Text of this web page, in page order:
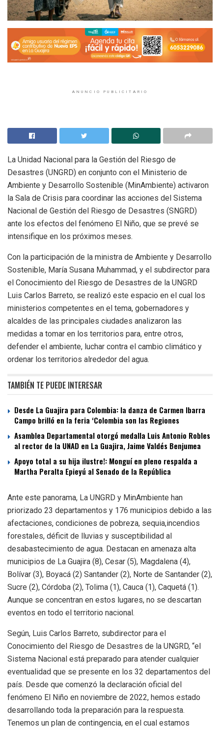
ANUNCIO PUBLICITARIO
La Unidad Nacional para la Gestión del Riesgo de
Desastres (UNGRD) en conjunto con el Ministerio de
Ambiente y Desarrollo Sostenible (MinAmbiente) activaron
la Sala de Crisis para coordinar las acciones del Sistema
Nacional de Gestión del Riesgo de Desastres (SNGRD)
ante los efectos del fenómeno El Niño, que se prevé se
intensifique en los próximos meses.
Con la participación de la ministra de Ambiente y Desarrollo
Sostenible, María Susana Muhammad, y el subdirector para
el Conocimiento del Riesgo de Desastres de la UNGRD
Luis Carlos Barreto, se realizó este espacio en el cual los
ministerios competentes en el tema, gobernadores y
alcaldes de las principales ciudades analizaron las
medidas a tomar en los territorios para, entre otros,
defender el ambiente, luchar contra el cambio climático y
ordenar los territorios alrededor del agua.
TAMBIÉN TE PUEDE INTERESAR
Desde La Guajira para Colombia: la danza de Carmen Ibarra
Campo brilló en la feria ‘Colombia son las Regiones
Asamblea Departamental otorgó medalla Luis Antonio Robles
al rector de la UNAD en La Guajira, Jaime Valdés Benjumea
Apoyo total a su hija ilustre!: Monguí en pleno respalda a
Martha Peralta Epieyú al Senado de la República
Ante este panorama, La UNGRD y MinAmbiente han
priorizado 23 departamentos y 176 municipios debido a las
afectaciones, condiciones de pobreza, sequia,incendios
forestales, déficit de lluvias y susceptibilidad al
desabastecimiento de agua. Destacan en amenaza alta
municipios de La Guajira (8), Cesar (5), Magdalena (4),
Bolívar (3), Boyacá (2) Santander (2), Norte de Santander (2),
Sucre (2), Córdoba (2), Tolima (1), Cauca (1), Caquetá (1).
Aunque se concentran en estos lugares, no se descartan
eventos en todo el territorio nacional.
Según, Luis Carlos Barreto, subdirector para el
Conocimiento del Riesgo de Desastres de la UNGRD, “el
Sistema Nacional está preparado para atender cualquier
eventualidad que se presente en los 32 departamentos del
país. Desde que comenzó la declaración oficial del
fenómeno El Niño en noviembre de 2022, hemos estado
desarrollando toda la preparación para la respuesta.
Tenemos un plan de contingencia, en el cual estamos